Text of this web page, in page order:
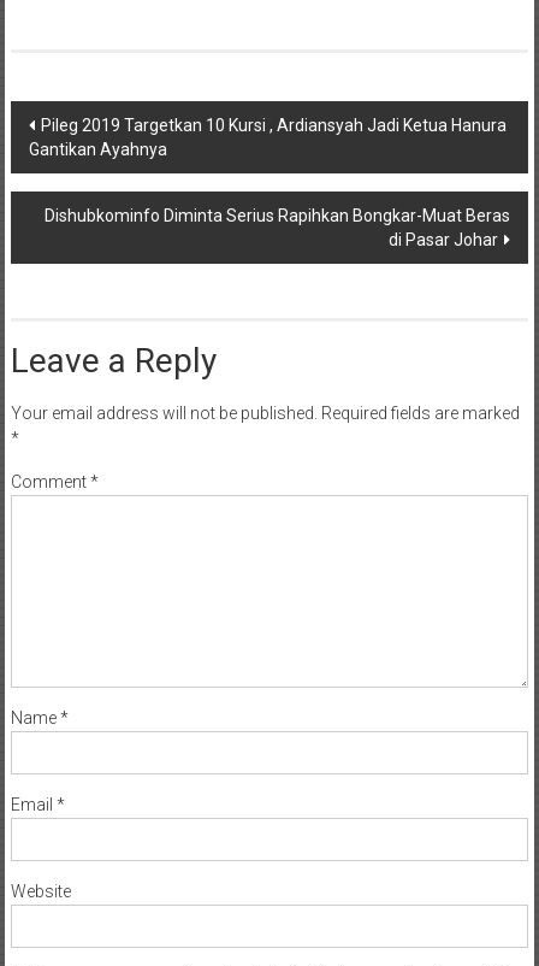
Post
navigation
Pileg 2019 Targetkan 10 Kursi , Ardiansyah Jadi Ketua Hanura
Gantikan Ayahnya
Dishubkominfo Diminta Serius Rapihkan Bongkar-Muat Beras
di Pasar Johar
Leave a Reply
Your email address will not be published. Required fields are marked
*
Comment*
Name*
Email *
Website